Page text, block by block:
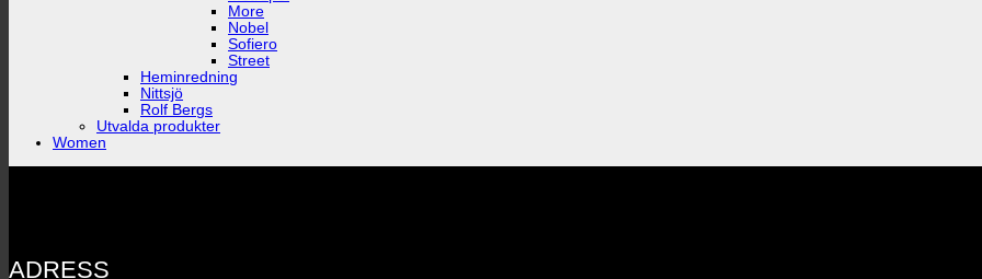
More
Nobel
Sofiero
Street
Heminredning
Nittsjö
Rolf Bergs
Utvalda produkter
Women
ADRESS